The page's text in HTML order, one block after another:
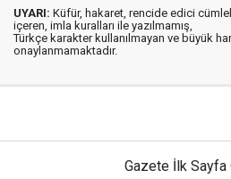
UYARI: Küfür, hakaret, rencide edici
içeren, imla kuralları ile yazılmamış,
Türkçe karakter kullanılmayan ve büyük
onaylanmamaktadır.
Gazete İlk